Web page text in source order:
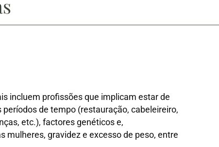
incluem profissões que implicam estar de
períodos de tempo (restauração, cabeleireiro,
etc.), factores genéticos e,
mulheres, gravidez e excesso de peso, entre